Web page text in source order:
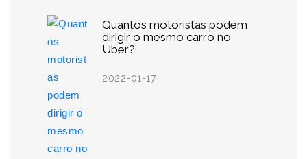
Quantos motoristas podem
dirigir o mesmo carro no
Uber?
2022-01-17